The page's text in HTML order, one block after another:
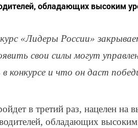
обладающих высоким
«Лидеры России»
свои силы могут
конкурсе и что он даст
в третий раз, нацелен на
обладающих